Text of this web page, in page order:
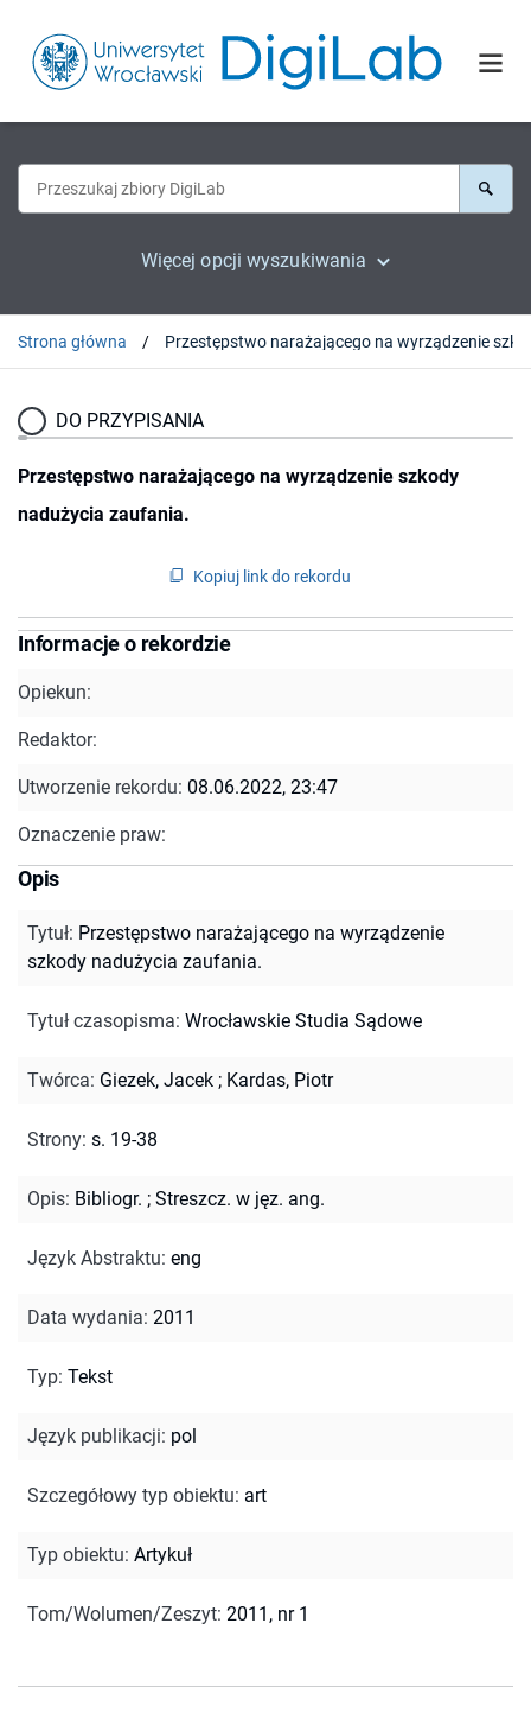
Więcej opcji wyszukiwania
Strona główna
DO PRZYPISANIA
Przestępstwo narażającego na wyrządzenie szkody
nadużycia zaufania.
Kopiuj link do rekordu
Informacje o rekordzie
Opiekun:
Redaktor:
Utworzenie rekordu: 08.06.2022, 23:47
Oznaczenie praw:
Opis
Tytuł: Przestępstwo narażającego na wyrządzenie
szkody nadużycia zaufania.
Tytuł czasopisma: Wrocławskie Studia Sądowe
Twórca: Giezek, Jacek ; Kardas, Piotr
Strony: s. 19-38
Opis: Bibliogr. ; Streszcz. w jęz. ang.
Język Abstraktu: eng
Data wydania: 2011
Typ: Tekst
Język publikacji: pol
Szczegółowy typ obiektu: art
Typ obiektu: Artykuł
Tom/Wolumen/Zeszyt: 2011, nr 1